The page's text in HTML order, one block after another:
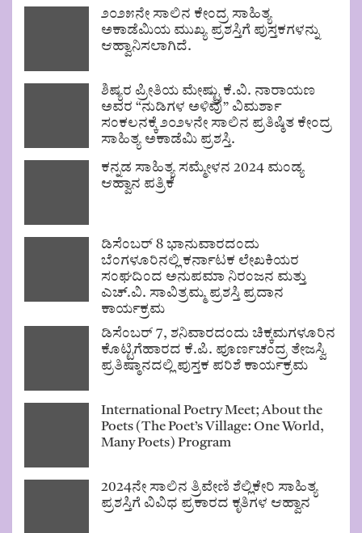
೨೦೨೫ನೇ ಸಾಲಿನ ಕೇಂದ್ರ ಸಾಹಿತ್ಯ
ಅಕಾಡೆಮಿಯ ಮುಖ್ಯ ಪ್ರಶಸ್ತಿಗೆ ಪುಸ್ತಕಗಳನ್ನು
ಆಹ್ವಾನಿಸಲಾಗಿದೆ.
ಶಿಷ್ಯರ ಪ್ರೀತಿಯ ಮೇಷ್ಟ್ರು ಕೆ.ವಿ. ನಾರಾಯಣ
ಅವರ “ನುಡಿಗಳ ಅಳಿವು” ವಿಮರ್ಶಾ
ಸಂಕಲನಕ್ಕೆ ೨೦೨೪ನೇ ಸಾಲಿನ ಪ್ರತಿಷ್ಠಿತ ಕೇಂದ್ರ
ಸಾಹಿತ್ಯ ಅಕಾಡೆಮಿ ಪ್ರಶಸ್ತಿ.
ಕನ್ನಡ ಸಾಹಿತ್ಯ ಸಮ್ಮೇಳನ 2024 ಮಂಡ್ಯ
ಆಹ್ವಾನ ಪತ್ರಿಕೆ
ಡಿಸೆಂಬರ್ 8 ಭಾನುವಾರದಂದು
ಬೆಂಗಳೂರಿನಲ್ಲಿ ಕರ್ನಾಟಕ ಲೇಖಕಿಯರ
ಸಂಘದಿಂದ ಅನುಪಮಾ ನಿರಂಜನ ಮತ್ತು
ಎಚ್.ವಿ. ಸಾವಿತ್ರಮ್ಮ ಪ್ರಶಸ್ತಿ ಪ್ರದಾನ
ಕಾರ್ಯಕ್ರಮ
ಡಿಸೆಂಬರ್ 7, ಶನಿವಾರದಂದು ಚಿಕ್ಕಮಗಳೂರಿನ
ಕೊಟ್ಟಿಗೆಹಾರದ ಕೆ.ಪಿ. ಪೂರ್ಣಚಂದ್ರ ತೇಜಸ್ವಿ
ಪ್ರತಿಷ್ಠಾನದಲ್ಲಿ ಪುಸ್ತಕ ಪರಿಶೆ ಕಾರ್ಯಕ್ರಮ
International Poetry Meet; About the
Poets (The Poet’s Village: One World,
Many Poets) Program
2024ನೇ ಸಾಲಿನ ತ್ರಿವೇಣಿ ಶೆಲ್ಲಿಕೇರಿ ಸಾಹಿತ್ಯ
ಪ್ರಶಸ್ತಿಗೆ ವಿವಿಧ ಪ್ರಕಾರದ ಕೃತಿಗಳ ಆಹ್ವಾನ